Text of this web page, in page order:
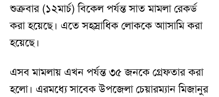
শুক্রবার (১২মার্চ) বিকেল পর্যন্ত সাত মামলা রেকর্ড
করা হয়েছে। এতে সহস্রাধিক লোককে আাসামি করা
হয়েছে।
এসব মামলায় এখন পর্যন্ত ৩৫ জনকে গ্রেফতার করা
হলো। এরমধ্যে সাবেক উপজেলা চেয়ারম্যান মিজানুর